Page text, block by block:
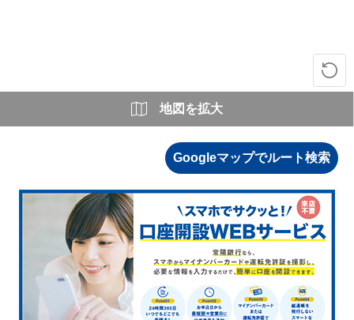
地図を拡大
Googleマップでルート検索